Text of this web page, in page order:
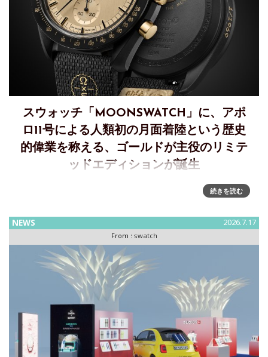
スウォッチ「MOONSWATCH」に、アポ
ロ11号による人類初の月面着陸という歴史
的偉業を称える、ゴールドが主役のリミテ
ッドエディションが誕生
受け継がれる歴史の重みを刻む、 MOONSWATCH1969 年7
月21 日のアポロ11 号 による人類初の月面着陸という歴史的
続きを読む
NEWS 2026.7.17
From : swatch